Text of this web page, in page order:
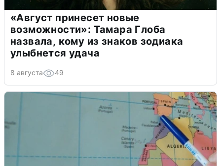
«Август принесет новые
возможности»: Тамара Глоба
назвала, кому из знаков зодиака
улыбнется удача
8 августа 49